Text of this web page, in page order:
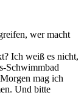
wer macht
Ich weiß es nicht,
Schwimmbad
mag ich
Und bitte